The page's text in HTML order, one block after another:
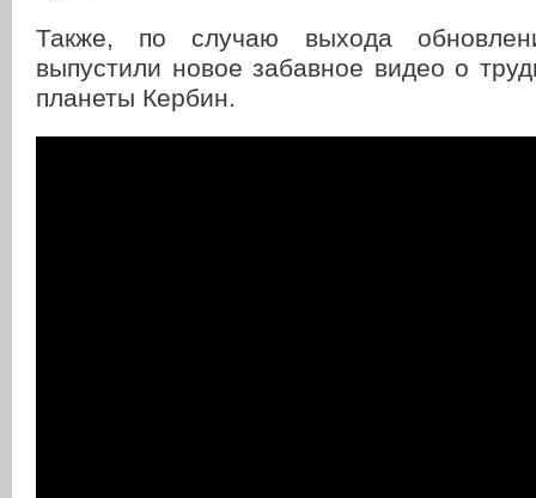
Также, по случаю выхода
выпустили новое забавное видео о
планеты Кербин.